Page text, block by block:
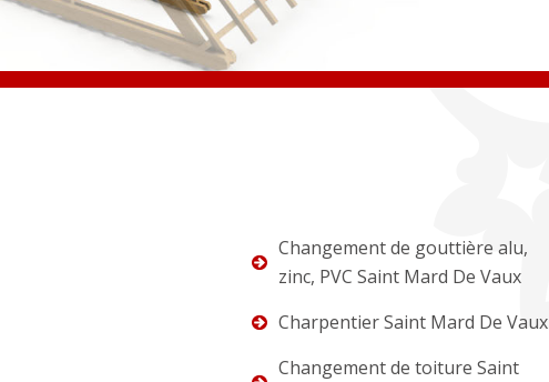
Changement de gouttière alu,
zinc, PVC Saint Mard De Vaux
Charpentier Saint Mard De Vaux
Changement de toiture Saint